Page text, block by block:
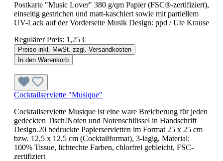
Postkarte "Music Lover" 380 g/qm Papier (FSC®-zertifiziert),
einseitig gestrichen und matt-kaschiert sowie mit partiellem
UV-Lack auf der Vorderseite Musik Design: ppd / Ute Krause
Regulärer Preis: 1,25 €
Preise inkl. MwSt. zzgl. Versandkosten
In den Warenkorb
Cocktailserviette "Musique"
Cocktailserviette Musique ist eine ware Breicherung für jeden
gedeckten Tisch!Noten und Notenschlüssel in Handschrift
Design.20 bedruckte Papierservietten im Format 25 x 25 cm
bzw. 12,5 x 12,5 cm (Cocktailformat), 3-lagig, Material:
100% Tissue, lichtechte Farben, chlorfrei gebleicht, FSC-
zertifiziert